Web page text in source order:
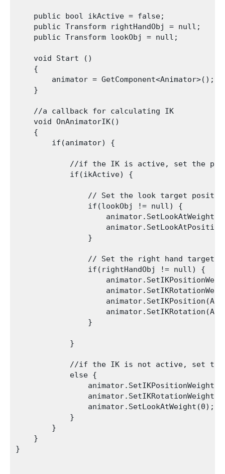
    public bool ikActive = false;
    public Transform rightHandObj = null;
    public Transform lookObj = null;
    void Start ()
    {
        animator = GetComponent<Animator>();
    }
    //a callback for calculating IK
    void OnAnimatorIK()
    {
        if(animator) {
//if the IK is active, set the
            if(ikActive) {
// Set the look target
                if(lookObj != null) {
                }
// Set the right hand target
                if(rightHandObj != null) {
                }
            }
//if the IK is not active, set
            else {
                animator.SetLookAtWeight(0);
            }
        }
    }
}